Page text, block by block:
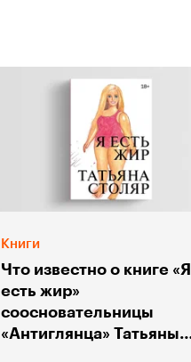
Книги
Что известно о книге «Я
есть жир»
соосновательницы
«Антиглянца» Татьяны